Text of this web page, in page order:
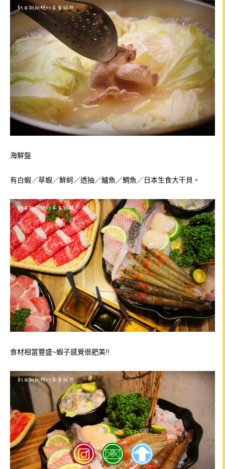
海鮮盤
有白蝦／草蝦／鮮蚵／透抽／鱸魚／鯛魚／日本生食大干貝。
食材相當豐盛~蝦子感覺很肥美!!